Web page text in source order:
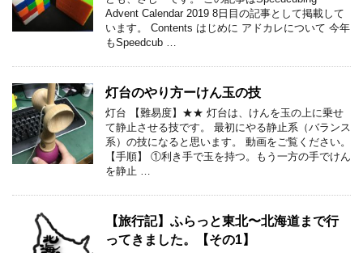
Advent Calendar 2019 8日目の記事として掲載して
います。 Contents はじめに アドカレについて 今年
もSpeedcub …
灯台のやり方ーけん玉の技
灯台 【難易度】★★ 灯台は、けんを玉の上に乗せ
て静止させる技です。 最初にやる静止系（バランス
系）の技になると思います。 動画をご覧ください。
【手順】 ①利き手で玉を持つ。もう一方の手でけん
を静止 …
【旅行記】ふらっと東北〜北海道まで行
ってきました。【その1】